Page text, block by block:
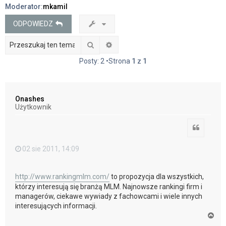
Moderator:mkamil
ODPOWIEDZ
Szukaj
Posty: 2 •Strona 1 z 1
Onashes
Użytkownik
02 sie 2011, 14:09
http://www.rankingmlm.com/ to propozycja dla wszystkich,
którzy interesują się branżą MLM. Najnowsze rankingi firm i
managerów, ciekawe wywiady z fachowcami i wiele innych
interesujących informacji.